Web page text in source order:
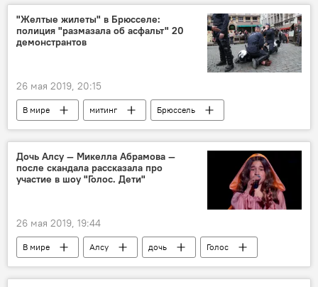
"Желтые жилеты" в Брюсселе:
полиция "размазала об асфальт" 20
демонстрантов
26 мая 2019, 20:15
В мире митинг Брюссель
Дочь Алсу — Микелла Абрамова —
после скандала рассказала про
участие в шоу "Голос. Дети"
26 мая 2019, 19:44
В мире Алсу дочь Голос